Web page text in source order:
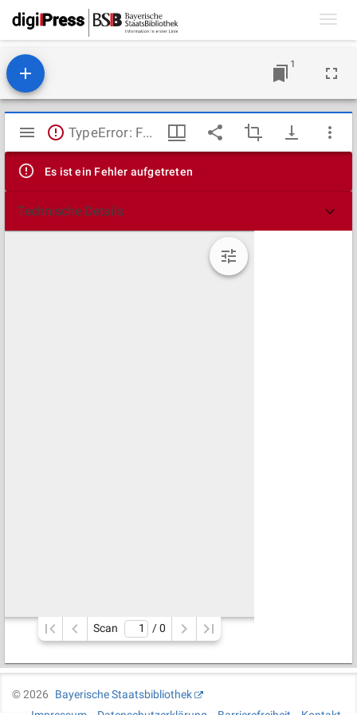
1
Mirador
Viewer
TypeError: Failed to fetch
Es ist ein Fehler aufgetreten
Technische Details
Scan / 0
©2026
Bayerische Staatsbibliothek